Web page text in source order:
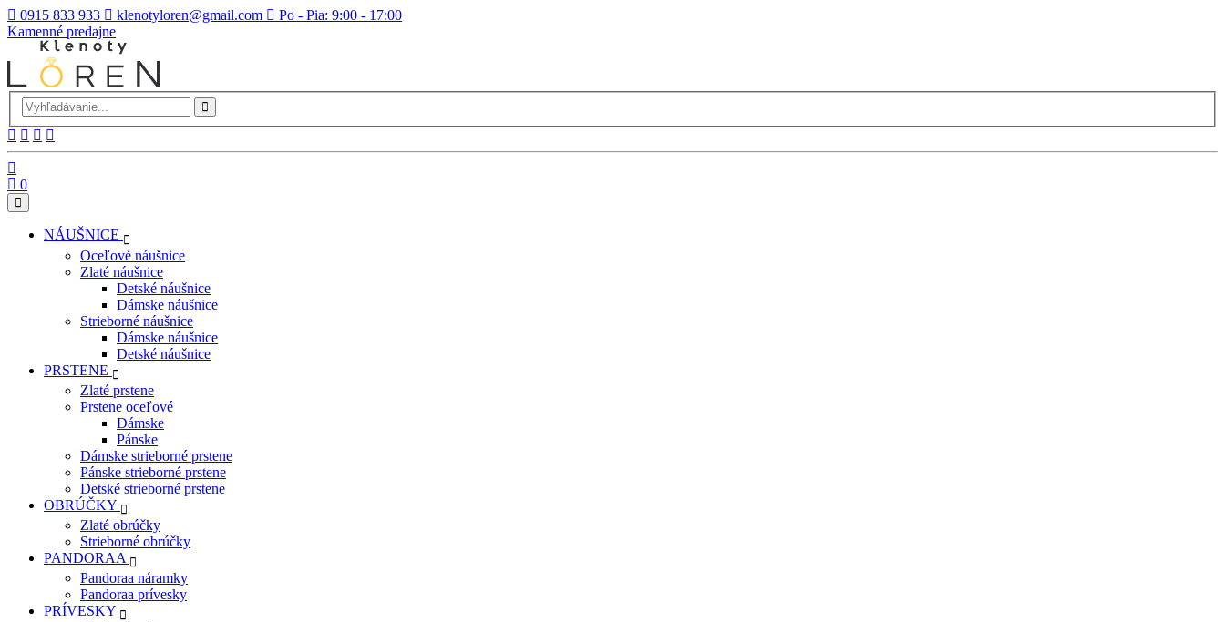
0915 833 933 klenotyloren@gmail.com
Po - Pia: 9:00 - 17:00
Kamenné predajne
0
NÁUŠNICE
Oceľové náušnice
Zlaté náušnice
Detské náušnice
Dámske náušnice
Strieborné náušnice
Dámske náušnice
Detské náušnice
PRSTENE
Zlaté prstene
Prstene oceľové
Dámske
Pánske
Dámske strieborné prstene
Pánske strieborné prstene
Detské strieborné prstene
OBRÚČKY
Zlaté obrúčky
Strieborné obrúčky
PANDORAA
Pandoraa náramky
Pandoraa prívesky
PRÍVESKY